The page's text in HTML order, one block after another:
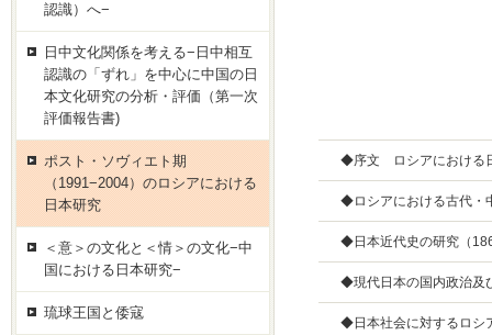
◆序文 ロシアにおける
◆ロシアにおける古代・
◆日本近代史の研究（
◆現代日本の国内政治及
◆日本社会に対するロシ
認識）へ−
日中文化関係を考える−日中相互
認識の「ずれ」を中心に中国の日
本文化研究の分析・評価（第一次
評価報告書)
ポスト・ソヴィエト期
（1991−2004）のロシアにおける
日本研究
＜意＞の文化と＜情＞の文化−中
国における日本研究−
琉球王国と倭寇